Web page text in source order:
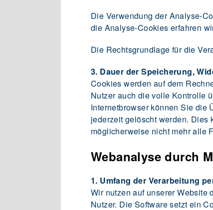
Die Verwendung der Analyse-
die Analyse-Cookies erfahren
Die Rechtsgrundlage für die
3. Dauer der Speicherung,
Cookies werden auf dem
Nutzer auch die volle Kontrolle
Internetbrowser können Sie die
jederzeit gelöscht werden. Dies
möglicherweise nicht mehr alle
Webanalyse durch
1. Umfang der Verarbeitung
Wir nutzen auf unserer Website
Nutzer. Die Software setzt ein